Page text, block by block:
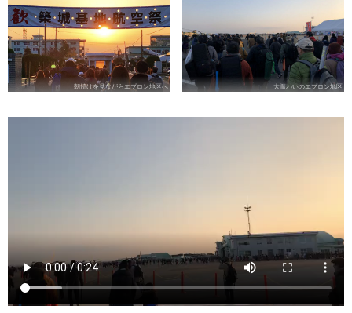
朝焼けを見ながらエプロン地区へ 大賑わいのエプロン地区